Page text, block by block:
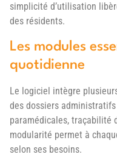
simplicité d’utilisation
des résidents.
Les modules
quotidienne
Le logiciel intègre
des dossiers
paramédicales, traçabilité
modularité permet à
selon ses besoins.